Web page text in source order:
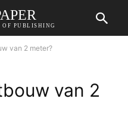
OF PUBLISHING
van 2 meter?
van 2